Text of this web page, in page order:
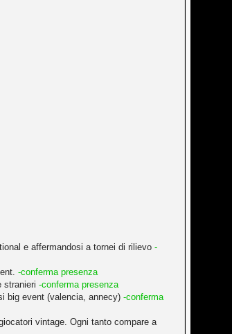
e affermandosi a tornei di rilievo-
-conferma presenza
stranieri-conferma presenza
big event (valencia, annecy)-conferma
vintage. Ogni tanto compare a